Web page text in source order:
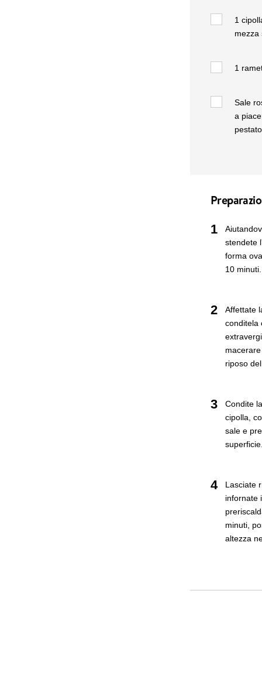
1
mezza
1
Sale
a
1
stendete
forma
10 minuti.
2
Affettate
conditela
riposo
3
Condite
cipolla,
sale e
4
Lasciate
infornate
minuti,
altezza